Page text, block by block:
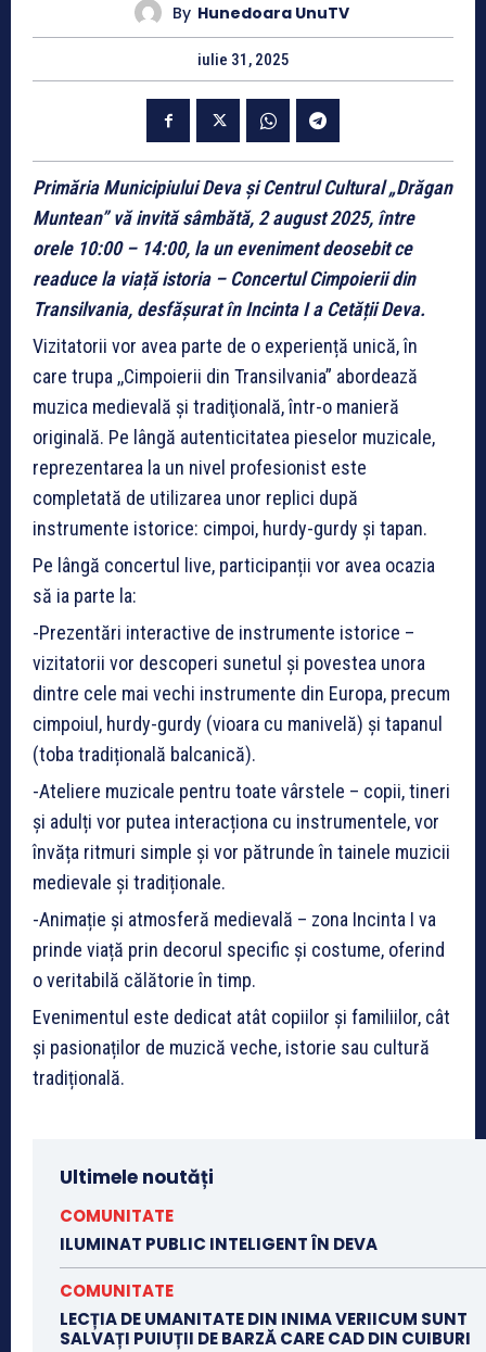
By Hunedoara UnuTV
iulie 31, 2025
Primăria Municipiului Deva și Centrul Cultural „Drăgan
Muntean” vă invită sâmbătă, 2 august 2025, între
orele 10:00 – 14:00, la un eveniment deosebit ce
readuce la viață istoria – Concertul Cimpoierii din
Transilvania, desfășurat în Incinta I a Cetății Deva.
Vizitatorii vor avea parte de o experiență unică, în
care trupa ,,Cimpoierii din Transilvania” abordează
muzica medievală şi tradiţională, într-o manieră
originală. Pe lângă autenticitatea pieselor muzicale,
reprezentarea la un nivel profesionist este
completată de utilizarea unor replici după
instrumente istorice: cimpoi, hurdy-gurdy și tapan.
Pe lângă concertul live, participanții vor avea ocazia
să ia parte la:
-Prezentări interactive de instrumente istorice –
vizitatorii vor descoperi sunetul și povestea unora
dintre cele mai vechi instrumente din Europa, precum
cimpoiul, hurdy-gurdy (vioara cu manivelă) și tapanul
(toba tradițională balcanică).
-Ateliere muzicale pentru toate vârstele – copii, tineri
și adulți vor putea interacționa cu instrumentele, vor
învăța ritmuri simple și vor pătrunde în tainele muzicii
medievale și tradiționale.
-Animație și atmosferă medievală – zona Incinta I va
prinde viață prin decorul specific și costume, oferind
o veritabilă călătorie în timp.
Evenimentul este dedicat atât copiilor și familiilor, cât
și pasionaților de muzică veche, istorie sau cultură
tradițională.
Ultimele noutăți
COMUNITATE
ILUMINAT PUBLIC INTELIGENT ÎN DEVA
COMUNITATE
LECȚIA DE UMANITATE DIN INIMA VERIICUM SUNT
SALVAȚI PUIUȚII DE BARZĂ CARE CAD DIN CUIBURI